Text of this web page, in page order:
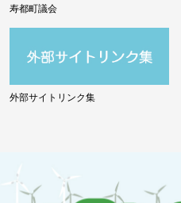
寿都町議会
外部サイトリンク集